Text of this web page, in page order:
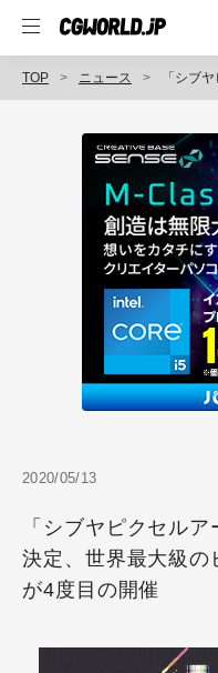
TOP ニュース 「シブヤピクセ
2020/05/13
「シブヤピクセル
決定、世界最大級の
が4度目の開催